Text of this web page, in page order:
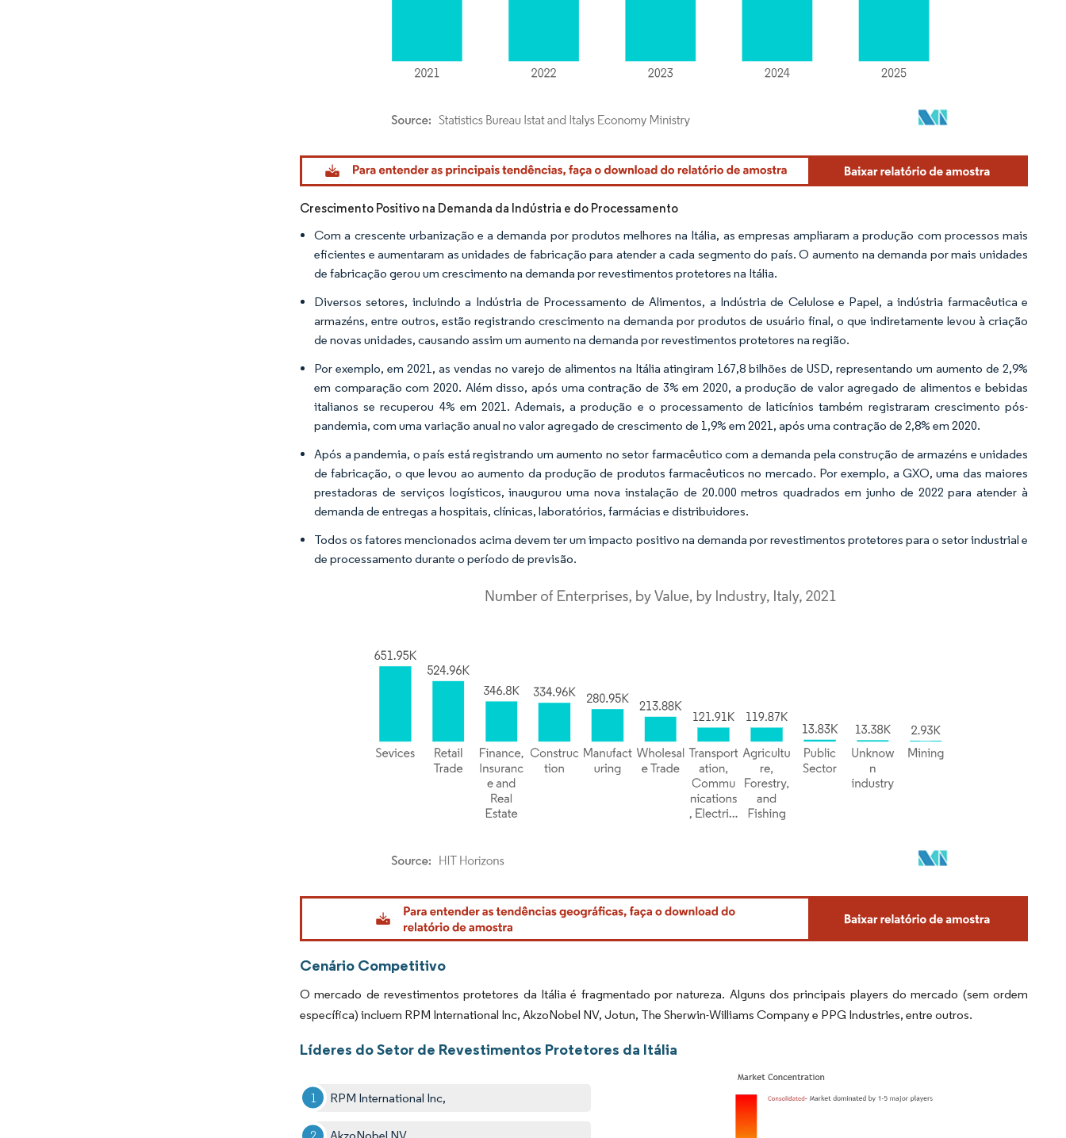
Imagem © Mordor Intelligence. O reuso requer atribuição conforme CC BY 4.0.
Crescimento Positivo na Demanda da Indústria e do Processamento
Com a crescente urbanização e a demanda por produtos melhores na Itália, as empresas ampliaram a produção com processos mais
eficientes e aumentaram as unidades de fabricação para atender a cada segmento do país. O aumento na demanda por mais unidades
de fabricação gerou um crescimento na demanda por revestimentos protetores na Itália.
Diversos setores, incluindo a Indústria de Processamento de Alimentos, a Indústria de Celulose e Papel, a indústria farmacêutica e
armazéns, entre outros, estão registrando crescimento na demanda por produtos de usuário final, o que indiretamente levou à criação
de novas unidades, causando assim um aumento na demanda por revestimentos protetores na região.
Por exemplo, em 2021, as vendas no varejo de alimentos na Itália atingiram 167,8 bilhões de USD, representando um aumento de 2,9%
em comparação com 2020. Além disso, após uma contração de 3% em 2020, a produção de valor agregado de alimentos e bebidas
italianos se recuperou 4% em 2021. Ademais, a produção e o processamento de laticínios também registraram crescimento pós-
pandemia, com uma variação anual no valor agregado de crescimento de 1,9% em 2021, após uma contração de 2,8% em 2020.
Após a pandemia, o país está registrando um aumento no setor farmacêutico com a demanda pela construção de armazéns e unidades
de fabricação, o que levou ao aumento da produção de produtos farmacêuticos no mercado. Por exemplo, a GXO, uma das maiores
prestadoras de serviços logísticos, inaugurou uma nova instalação de 20.000 metros quadrados em junho de 2022 para atender à
demanda de entregas a hospitais, clínicas, laboratórios, farmácias e distribuidores.
Todos os fatores mencionados acima devem ter um impacto positivo na demanda por revestimentos protetores para o setor industrial e
de processamento durante o período de previsão.
Imagem © Mordor Intelligence. O reuso requer atribuição conforme CC BY 4.0.
Cenário Competitivo
O mercado de revestimentos protetores da Itália é fragmentado por natureza. Alguns dos principais players do mercado (sem ordem
específica) incluem RPM International Inc, AkzoNobel NV, Jotun, The Sherwin-Williams Company e PPG Industries, entre outros.
Líderes do Setor de Revestimentos Protetores da Itália
RPM International Inc,